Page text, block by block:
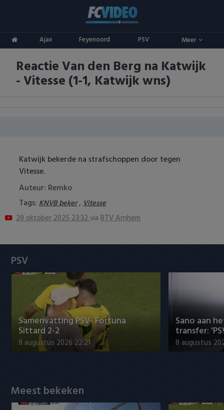
Ajax Feyenoord PSV Meer
ADO Den Haag
Ajax
FC Twente
FC Utrecht
Feyenoord
NAC Breda
PEC Zwolle
PSV
Roda JC
SC Heerenveen
Vitesse
Competities
Eredivisie
Keuken Kampioen Divisie
Vrouwenvoetbal
Champions League
Europa League
Oranje
Reactie Van den Berg na Katwijk
- Vitesse (1-1, Katwijk wns)
Katwijk bekerde na strafschoppen door tegen
Vitesse.
Auteur: Remko
Tags: KNVB beker, Vitesse
28 oktober 2025 23:32via RTV Arnhem
PSV
Samenvatting PSV- Fortuna
Sittard 2-2
8 augustus 2026 22:21
Sano aan
transfer:
8 augustus
Meest bekeken